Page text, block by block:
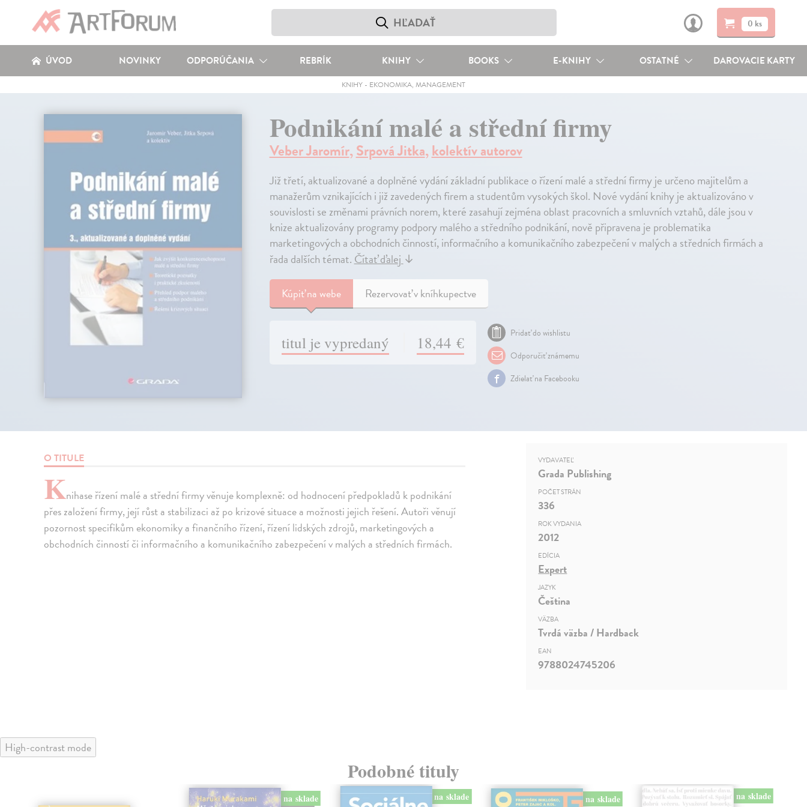
0 ks
ÚVOD NOVINKY ODPORÚČANIA REBRÍK KNIHY BOOKS E-KNIHY OSTATNÉ DAROVACIE KARTY
KNIHY- EKONOMIKA, MANAGEMENT
Podnikání malé a střední firmy
Veber Jaromír,Srpová Jitka,kolektív autorov
Již třetí, aktualizované a doplněné vydání základní publikace o řízení malé a střední firmy je určeno majitelům a
manažerům vznikajících i již zavedených firem a studentům vysokých škol. Nové vydání knihy je aktualizováno v
souvislosti se změnami právních norem, které zasahují zejména oblast pracovních a smluvních vztahů, dále jsou v
knize aktualizovány programy podpory malého a středního podnikání, nově připravena je problematika
marketingových a obchodních činností, informačního a komunikačního zabezpečení v malých a středních firmách a
řada dalších témat.Čítať ďalej↓
Kúpiťna webe Rezervovať v kníhkupectve
titul je vypredaný 18,44 €
Pridať do wishlistu
Odporučiť známemu
Zdielať na Facebooku
O TITULE
Knihase řízení malé a střední firmy věnuje komplexně: od hodnocení předpokladů k podnikání
přes založení firmy, její růst a stabilizaci až po krizové situace a možnosti jejich řešení. Autoři věnují
pozornost specifikům ekonomiky a finančního řízení, řízení lidských zdrojů, marketingových a
obchodních činností či informačního a komunikačního zabezpečení v malých a středních firmách.
VYDAVATEĽ
Grada Publishing
POČET STRÁN
336
ROK VYDANIA
2012
EDÍCIA
Expert
JAZYK
Čeština
VÄZBA
Tvrdá väzba / Hardback
EAN
9788024745206
High-contrast mode
Podobné tituly
na sklade
na sklade na sklade na sklade